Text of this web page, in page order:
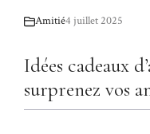
Amitié4 juillet 2025
Idées cadeaux
surprenez vos